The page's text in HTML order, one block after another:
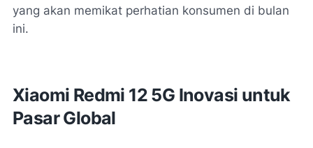
yang akan memikat perhatian konsumen di bulan
ini.
Xiaomi Redmi 12 5G Inovasi untuk
Pasar Global